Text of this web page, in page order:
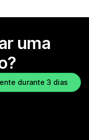
uma
durante 3 dias